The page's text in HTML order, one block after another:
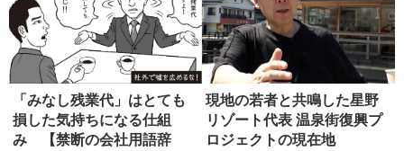
「みなし残業代」はとても
損した気持ちになる仕組
み 【禁断の会社用語辞
現地の若者と共鳴した星野
リゾート代表 温泉街復興プ
ロジェクトの現在地